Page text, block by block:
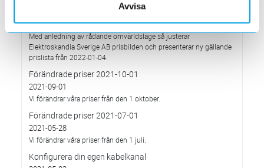
Avvisa
Prisavisering per den 4:e januari 2022
2021-12-03
Med anledning av rådande omvärldsläge så justerar
Elektroskandia Sverige AB prisbilden och presenterar ny gällande
prislista från 2022-01-04.
Förändrade priser 2021-10-01
2021-09-01
Vi förändrar våra priser från den 1 oktober.
Förändrade priser 2021-07-01
2021-05-28
Vi förändrar våra priser från den 1 juli.
Konfigurera din egen kabelkanal